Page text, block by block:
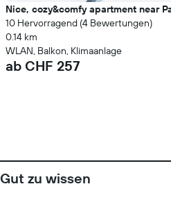
Nice, cozy&comfy apartment near
10 Hervorragend (4 Bewertungen)
0.14 km
WLAN, Balkon, Klimaanlage
ab CHF 257
Gut zu wissen